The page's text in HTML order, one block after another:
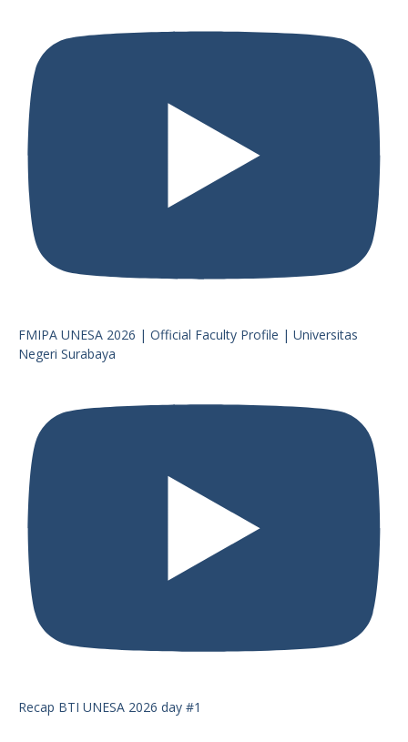
FMIPA UNESA 2026 | Official Faculty Profile | Universitas
Negeri Surabaya
Recap BTI UNESA 2026 day #1